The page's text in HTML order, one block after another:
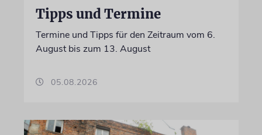
Tipps und Termine
Termine und Tipps für den Zeitraum vom 6.
August bis zum 13. August
05.08.2026